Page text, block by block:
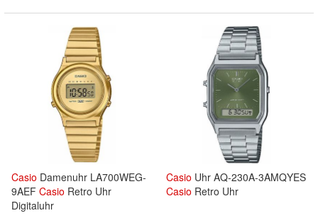
Casio Damenuhr LA700WEG-
9AEF Casio Retro Uhr
Digitaluhr
Casio Uhr AQ-230A-3AMQYES
Casio Retro Uhr